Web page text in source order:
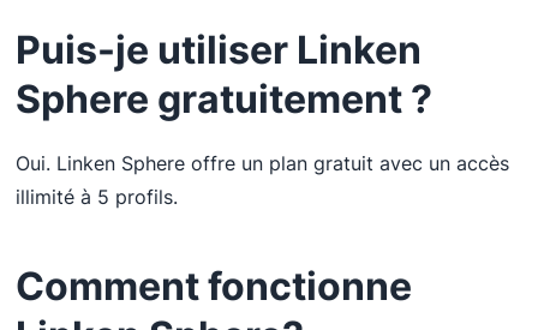
Puis-je utiliser Linken
Sphere gratuitement ?
Oui. Linken Sphere offre un plan gratuit avec un accès
illimité à 5 profils.
Comment fonctionne